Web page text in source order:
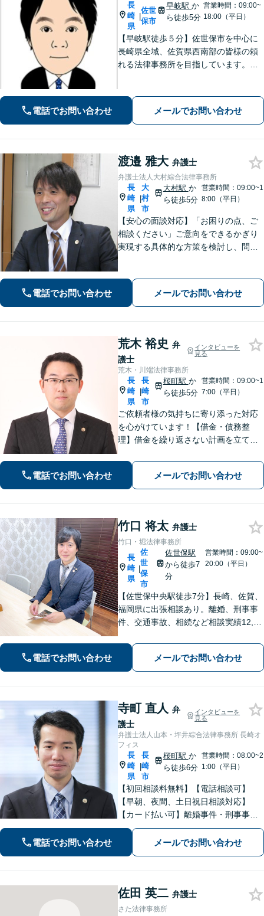
長
崎
県
|
佐世
保市
早岐駅か
ら徒歩5分
営業時間：09:00~
18:00（平日）
【早岐駅徒歩５分】佐世保市を中心に
長崎県全域、佐賀県西南部の皆様の頼
れる法律事務所を目指しています。相
います。早期解決には、早めのご相談
が肝要です。
電話でお問い合わせ メールでお問い合わせ
渡邉 雅大 弁護士
弁護士法人大村綜合法律事務所
長
崎
県
|
大
村
市
大村駅 か
ら徒歩5分
営業時間：09:00~1
8:00（平日）
【安心の面談対応】「お困りの点、ご
相談ください」ご意向をできるかぎり
実現する具体的な方策を検討し、問題
知し、予防する方策を提供します【子
連れ相談可】
電話でお問い合わせ メールでお問い合わせ
荒木 裕史 弁
護士
インタビューを
見る
荒木・川端法律事務所
長
崎
県
|
長
崎
市
桜町駅 か
ら徒歩5分
営業時間：09:00~1
7:00（平日）
ご依頼者様の気持ちに寄り添った対応
を心がけています！【借金・債務整
理】借金を繰り返さない計画を立てる
適正な損害賠償を得られるように交渉
します！相続／離婚／労働も対応可
電話でお問い合わせ メールでお問い合わせ
竹口 将太 弁護士
竹口・堀法律事務所
長
崎
県
|
佐
世
保
市
佐世保駅
から徒歩7
分
営業時間：09:00~
20:00（平日）
【佐世保中央駅徒歩7分】長崎、佐賀、
福岡県に出張相談あり。離婚、刑事事
件、交通事故、相続など相談実績12,00
【まちの法律家】ぜひ、お気軽にご相
談ください。
電話でお問い合わせ メールでお問い合わせ
寺町 直人 弁
護士
インタビューを
見る
弁護士法人山本・坪井綜合法律事務所 長崎オ
フィス
長
崎
県
|
長
崎
市
桜町駅 か
ら徒歩6分
営業時間：08:00~2
1:00（平日）
【初回相談料無料】【電話相談可】
【早朝、夜間、土日祝日相談対応】
【カード払い可】離婚事件・刑事事
件・交通事故の専門弁護士があなたの
お悩みを解決いたします。一人で悩ま
ずに新たな一歩をわたしたちと。
電話でお問い合わせ メールでお問い合わせ
佐田 英二 弁護士
さた法律事務所